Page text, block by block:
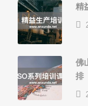
精
佛
排